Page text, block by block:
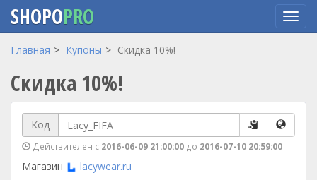
Перейти
основному
содержанию
SHOPOPRO
Главная Купоны Скидка 10%!
Скидка 10%!
Код
Действителен с 2016-06-09 21:00:00 до 2016-07-10 20:59:00
Магазин
lacywear.ru